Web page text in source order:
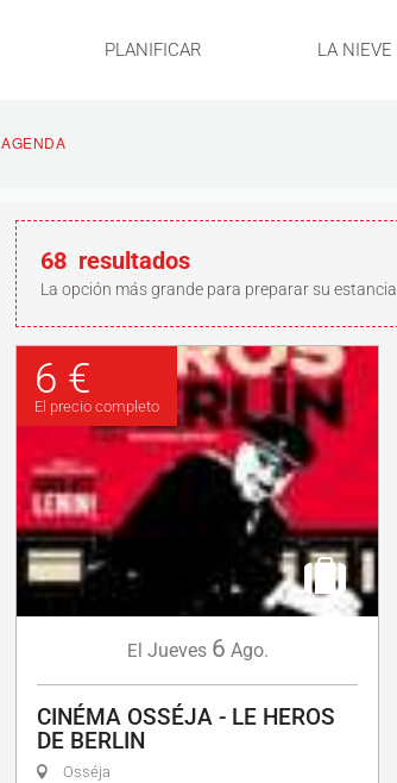
PLANIFICAR LA NIEVE
AGENDA
68 resultados
La opción más grande para preparar su estancia
6 €
El precio completo
El Jueves 6 Ago.
CINÉMA OSSÉJA - LE HEROS
DE BERLIN
Osséja